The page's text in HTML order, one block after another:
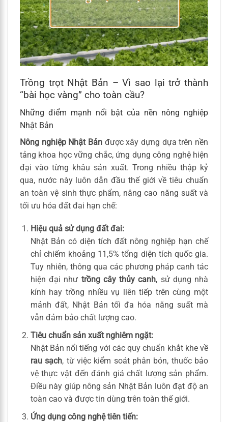
Trồng trọt Nhật Bản – Vì sao lại trở thành
“bài học vàng” cho toàn cầu?
Những điểm mạnh nổi bật của nền nông nghiệp
Nhật Bản
Nông nghiệp Nhật Bản được xây dựng dựa trên nền
tảng khoa học vững chắc, ứng dụng công nghệ hiện
đại vào từng khâu sản xuất. Trong nhiều thập kỷ
qua, nước này luôn dẫn đầu thế giới về tiêu chuẩn
an toàn vệ sinh thực phẩm, nâng cao năng suất và
tối ưu hóa đất đai hạn chế:
Hiệu quả sử dụng đất đai:
Nhật Bản có diện tích đất nông nghiệp hạn chế
chỉ chiếm khoảng 11,5% tổng diện tích quốc gia.
Tuy nhiên, thông qua các phương pháp canh tác
hiện đại như trồng cây thủy canh, sử dụng nhà
kính hay trồng nhiều vụ liên tiếp trên cùng một
mảnh đất, Nhật Bản tối đa hóa năng suất mà
vẫn đảm bảo chất lượng cao.
Tiêu chuẩn sản xuất nghiêm ngặt:
Nhật Bản nổi tiếng với các quy chuẩn khắt khe về
rau sạch, từ việc kiểm soát phân bón, thuốc bảo
vệ thực vật đến đánh giá chất lượng sản phẩm.
Điều này giúp nông sản Nhật Bản luôn đạt độ an
toàn cao và được tin dùng trên toàn thế giới.
Ứng dụng công nghệ tiên tiến: